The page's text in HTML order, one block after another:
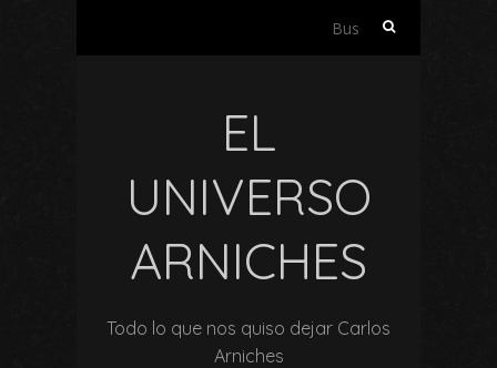
Buscar:
EL
UNIVERSO
ARNICHES
Todo lo que nos quiso dejar Carlos
Arniches